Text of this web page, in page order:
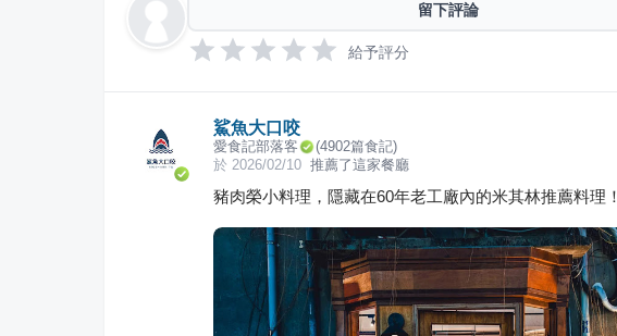
留下評論
給予評分
鯊魚大口咬
愛食記部落客 (4902篇食記)
於 2026/02/10 推薦了這家餐廳
豬肉榮小料理，隱藏在60年老工廠內的米其林推薦料理！